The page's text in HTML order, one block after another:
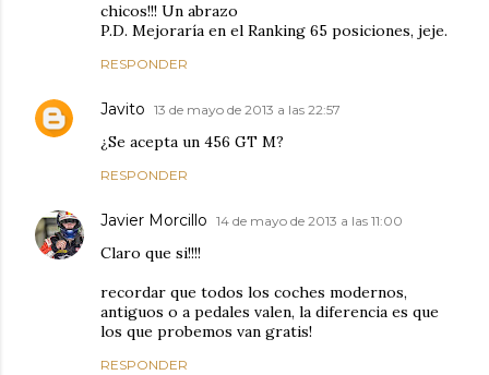
chicos!!! Un abrazo
P.D. Mejoraría en el Ranking 65 posiciones, jeje.
RESPONDER
Javito 13 de mayo de 2013 a las 22:57
¿Se acepta un 456 GT M?
RESPONDER
Javier Morcillo 14 de mayo de 2013 a las 11:00
Claro que si!!!!
recordar que todos los coches modernos,
antiguos o a pedales valen, la diferencia es que
los que probemos van gratis!
RESPONDER